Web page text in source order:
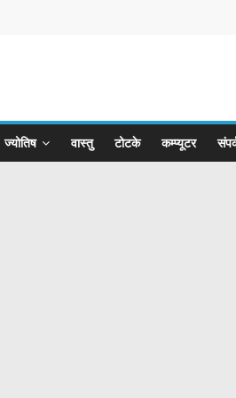
ज्योतिष वास्तु टोटके कम्प्यूटर